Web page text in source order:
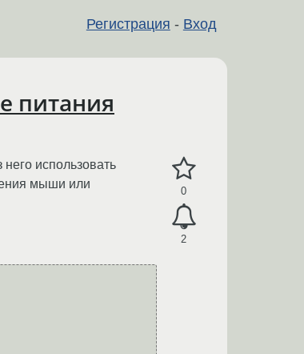
Регистрация - Вход
питания
0
2
использовать
мыши или